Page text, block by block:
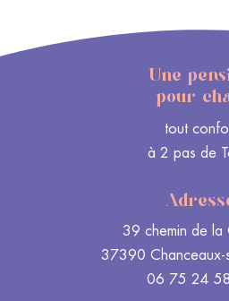
Une
pour
tout
à 2 pas de
39 chemin de la
37390 Chanceaux-
06 75 24